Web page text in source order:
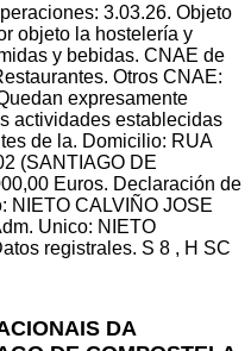
3.03.26. Objeto
objeto la hostelería y
y bebidas. CNAE de
Otros CNAE:
expresamente
actividades establecidas
de la. Domicilio: RUA
(SANTIAGO DE
Euros. Declaración de
NIETO CALVIÑO JOSE
Unico: NIETO
registrales. S 8 , H SC
DA